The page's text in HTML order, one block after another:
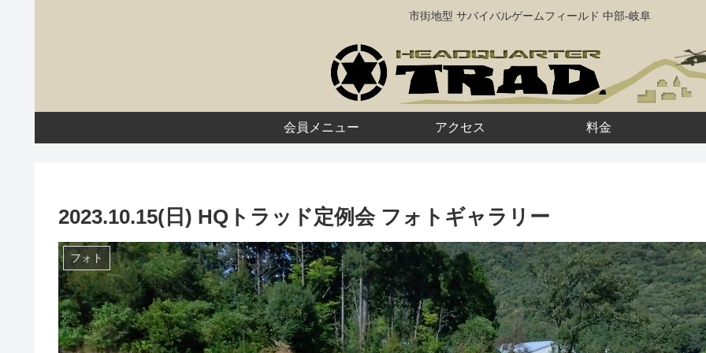
市街地型 サバイバルゲームフィールド 中部-岐阜
会員メニュー アクセス 料金
2023.10.15(日) HQトラッド定例会 フォトギャラリー
フォト